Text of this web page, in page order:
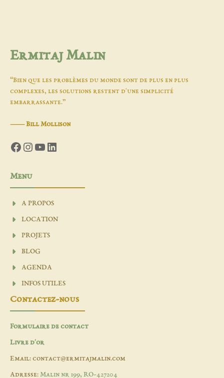
Ermitaj Malin
“Bien que les problèmes du monde sont de plus en plus
complexes, les solutions restent d'une simplicité
embarrassante.”
―Bill Mollison
Facebook
Instagram
YouTube
LinkedIn
Menu
A PROPOS
LOCATION
PROJETS
BLOG
AGENDA
INFOS UTILES
Contactez-nous
Formulaire de contact
Livre d'or
Email: contact@ermitajmalin.com
Adresse: Malin nr 199, RO-427204